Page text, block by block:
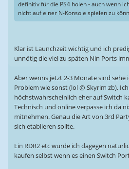
definitiv für die PS4 holen - auch wenn
nicht auf einer N-Konsole spielen zu
Klar ist Launchzeit wichtig und ich
unnötig die viel zu späten Nin Ports
Aber wenns jetzt 2-3 Monate sind sehe
Problem wie sonst (lol @ Skyrim zb).
höchstwahrscheinlich eher auf Switch
Technisch und online verpasse ich da
mitnehmen. Genau die Art von 3rd
sich etablieren sollte.
Ein RDR2 etc würde ich dagegen
kaufen selbst wenn es einen Switch